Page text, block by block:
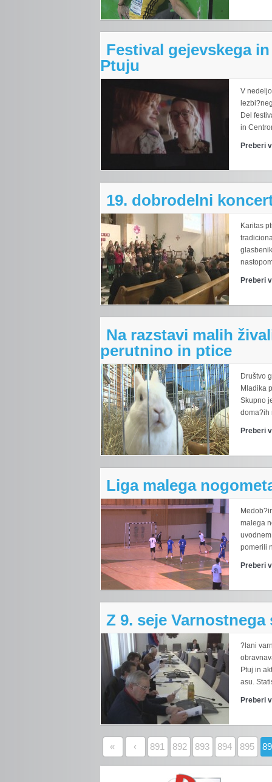
Festival gejevskega
Ptuju
V
Del
in
Preberi
19. dobrodelni
Karitas
Preberi
Na razstavi malih
perutnino in ptice
Društvo
Mladika
Skupno
doma?ih
Preberi
Liga malega
malega
pomerili
Preberi
Z 9. seje Varnostnega
?lani
Ptuj in
asu.
Preberi
« ‹ 891 892 893 894 895